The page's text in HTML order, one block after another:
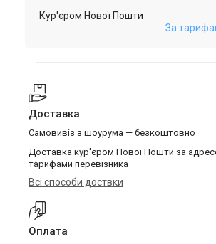
Кур'єром Нової Пошти
За
Доставка
Самовивіз з шоурума — безкоштовно
Доставка кур'єром Нової Пошти за
тарифами перевізника
Всі способи доствки
Оплата